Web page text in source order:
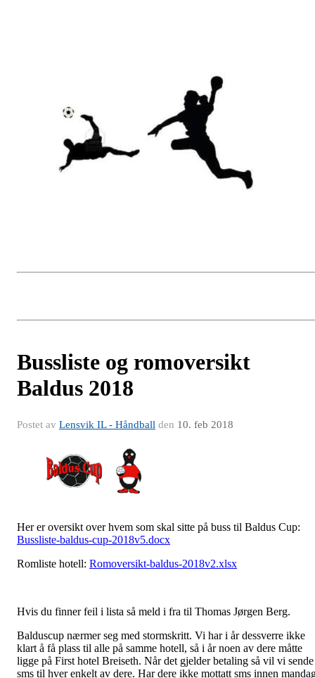
Bussliste og romoversikt
Baldus 2018
Postet av Lensvik IL - Håndball den 10. feb 2018
Her er oversikt over hvem som skal sitte på buss til Baldus Cup:
Bussliste-baldus-cup-2018v5.docx
Romliste hotell: Romoversikt-baldus-2018v2.xlsx
Hvis du finner feil i lista så meld i fra til Thomas Jørgen Berg.
Balduscup nærmer seg med stormskritt. Vi har i år dessverre ikke
klart å få plass til alle på samme hotell, så i år noen av dere måtte
ligge på First hotel Breiseth. Når det gjelder betaling så vil vi sende
sms til hver enkelt av dere. Har dere ikke mottatt sms innen